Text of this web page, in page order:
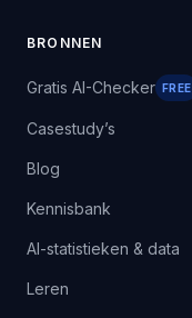
BRONNEN
Gratis AI-Checker FREE
Casestudy’s
Blog
Kennisbank
AI-statistieken & data
Leren